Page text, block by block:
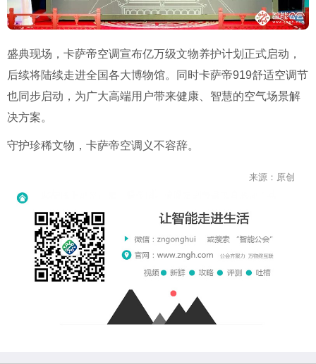
盛典现场， 卡萨帝空调宣布亿万级文物养护计划正式启动，
后续将陆续走进全国各大博物馆。
同时卡萨帝919舒适空调节
也同步启动，为广大高端用户带来健康、智慧的空气场景解
决方案。
守护珍稀文物，卡萨帝空调义不容辞。
来源：原创